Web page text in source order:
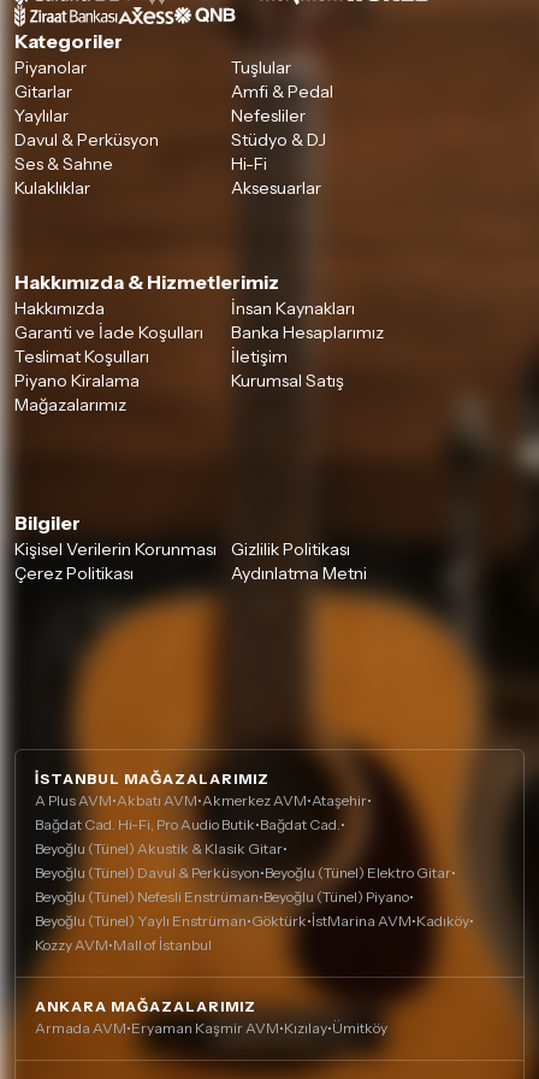
Kategoriler
Piyanolar
Tuşlular
Gitarlar
Amfi & Pedal
Yaylılar
Nefesliler
Davul & Perküsyon
Stüdyo & DJ
Ses & Sahne
Hi-Fi
Kulaklıklar
Aksesuarlar
Hakkımızda & Hizmetlerimiz
Hakkımızda
İnsan Kaynakları
Garanti ve İade Koşulları
Banka Hesaplarımız
Teslimat Koşulları
İletişim
Piyano Kiralama
Kurumsal Satış
Mağazalarımız
Bilgiler
Kişisel Verilerin Korunması
Gizlilik Politikası
Çerez Politikası
Aydınlatma Metni
İSTANBUL MAĞAZALARIMIZ
A Plus AVM•Akbatı AVM•Akmerkez AVM•Ataşehir•
Bağdat Cad. Hi-Fi, Pro Audio Butik•Bağdat Cad.•
Beyoğlu (Tünel) Akustik & Klasik Gitar•
Beyoğlu (Tünel) Davul & Perküsyon•Beyoğlu (Tünel) Elektro Gitar•
Beyoğlu (Tünel) Nefesli Enstrüman•Beyoğlu (Tünel) Piyano•
Beyoğlu (Tünel) Yaylı Enstrüman•Göktürk•İstMarina AVM•Kadıköy•
Kozzy AVM•Mall of İstanbul
ANKARA MAĞAZALARIMIZ
Armada AVM•Eryaman Kaşmir AVM•Kızılay•Ümitköy